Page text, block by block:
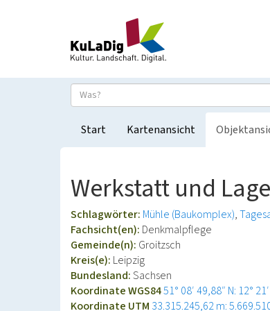
Start Kartenansicht
Werkstatt und
Schlagwörter: Mühle (Baukomplex)
Fachsicht(en): Denkmalpflege
Gemeinde(n): Groitzsch
Kreis(e): Leipzig
Bundesland:Sachsen
Koordinate WGS8451° 08′ 49,88″ N: 12°
Koordinate UTM 33.315.245,62 m: